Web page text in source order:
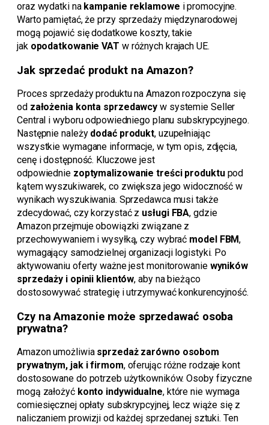
oraz wydatki na kampanie reklamowe i promocyjne.
Warto pamiętać, że przy sprzedaży międzynarodowej
mogą pojawić się dodatkowe koszty, takie
jak opodatkowanie VAT w różnych krajach UE.
Jak sprzedać produkt na Amazon?
Proces sprzedaży produktu na Amazon rozpoczyna się
od założenia konta sprzedawcy w systemie Seller
Central i wyboru odpowiedniego planu subskrypcyjnego.
Następnie należy dodać produkt, uzupełniając
wszystkie wymagane informacje, w tym opis, zdjęcia,
cenę i dostępność. Kluczowe jest
odpowiednie zoptymalizowanie treści produktupod
kątem wyszukiwarek, co zwiększa jego widoczność w
wynikach wyszukiwania. Sprzedawca musi także
zdecydować, czy korzystać z usługi FBA, gdzie
Amazon przejmuje obowiązki związane z
przechowywaniem i wysyłką, czy wybrać model FBM,
wymagający samodzielnej organizacji logistyki. Po
aktywowaniu oferty ważne jest monitorowanie wyników
sprzedaży i opinii klientów, aby na bieżąco
dostosowywać strategię i utrzymywać konkurencyjność.
Czy na Amazonie może sprzedawać osoba
prywatna?
Amazon umożliwia sprzedaż zarówno osobom
prywatnym, jak i firmom, oferując różne rodzaje kont
dostosowane do potrzeb użytkowników. Osoby fizyczne
mogą założyć konto indywidualne, które nie wymaga
comiesięcznej opłaty subskrypcyjnej, lecz wiąże się z
naliczaniem prowizji od każdej sprzedanej sztuki. Ten